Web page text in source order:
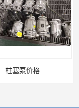
柱塞泵价格